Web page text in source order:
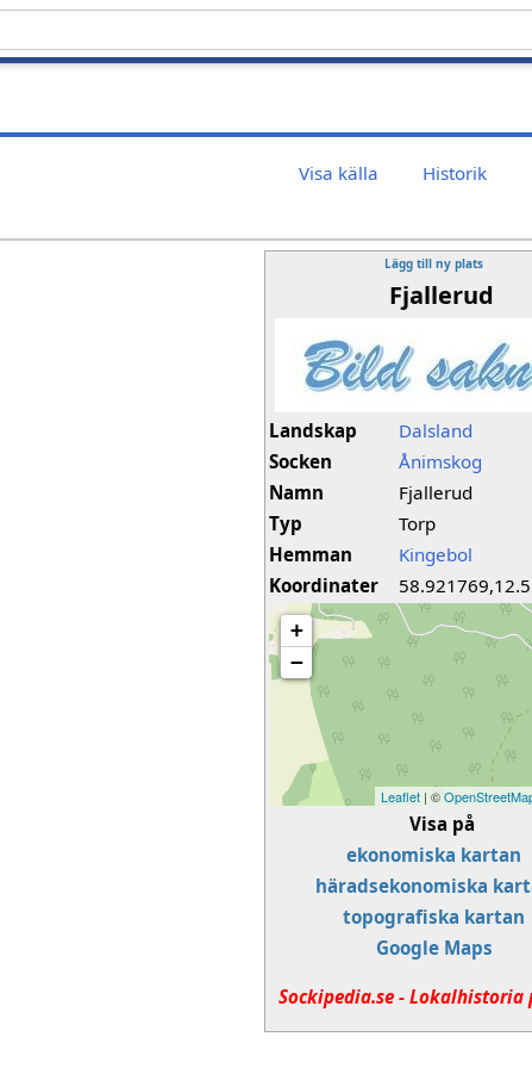
Visa källa Historik
Lägg till ny plats
Fjallerud
Landskap
Dalsland
Socken
Ånimskog
Namn
Fjallerud
Typ
Torp
Hemman
Kingebol
Koordinater
+
−
Leaflet | ©
Visa på
ekonomiska kartan
häradsekonomiska
topografiska kartan
Google Maps
Sockipedia.se - Lokalhistoria